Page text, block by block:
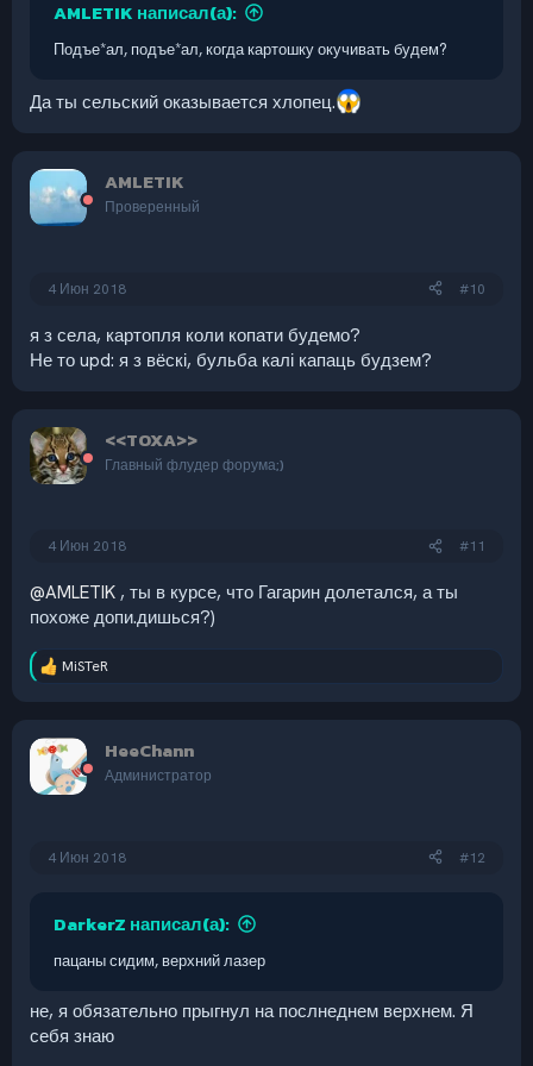
AMLETIK написал(а):
Подъе*ал, подъе*ал, когда картошку окучивать будем?
Да ты сельский оказывается хлопец.
AMLETIK
Проверенный
4 Июн 2018 #10
я з села, картопля коли копати будемо?
Не то upd: я з вёскі, бульба калі капаць будзем?
<<TOXA>>
Главный флудер форума;)
4 Июн 2018 #11
@AMLETIK , ты в курсе, что Гагарин долетался, а ты
похоже допи.дишься?)
Р
ц
и
MiSTeR
HeeChann
Администратор
4 Июн 2018 #12
DarkerZ написал(а):
пацаны сидим, верхний лазер
не, я обязательно прыгнул на послнеднем верхнем. Я
себя знаю